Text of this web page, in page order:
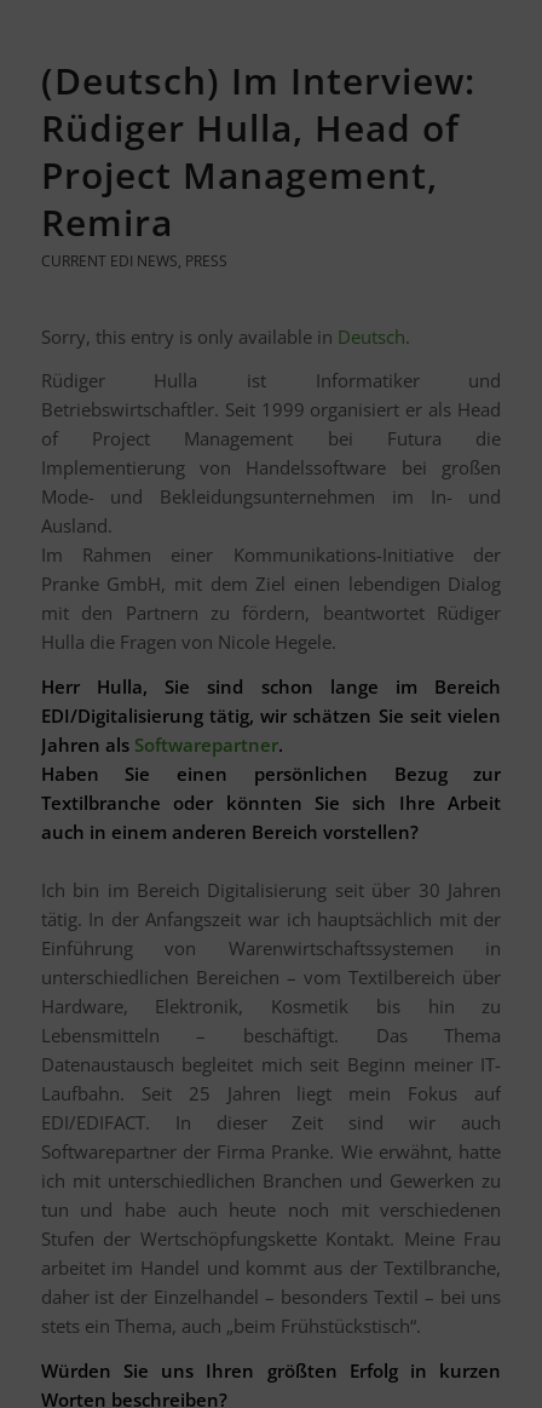
(Deutsch) Im Interview:
Rüdiger Hulla, Head of
Project Management,
Remira
CURRENT EDI NEWS, PRESS
Sorry, this entry is only available in Deutsch.
Rüdiger Hulla ist Informatiker und
Betriebswirtschaftler. Seit 1999 organisiert er als Head
of Project Management bei Futura die
Implementierung von Handelssoftware bei großen
Mode- und Bekleidungsunternehmen im In- und
Ausland.
Im Rahmen einer Kommunikations-Initiative der
Pranke GmbH, mit dem Ziel einen lebendigen Dialog
mit den Partnern zu fördern, beantwortet Rüdiger
Hulla die Fragen von Nicole Hegele.
Herr Hulla, Sie sind schon lange im Bereich
EDI/Digitalisierung tätig, wir schätzen Sie seit vielen
Jahren als Softwarepartner.
Haben Sie einen persönlichen Bezug zur
Textilbranche oder könnten Sie sich Ihre Arbeit
auch in einem anderen Bereich vorstellen?
Ich bin im Bereich Digitalisierung seit über 30 Jahren
tätig. In der Anfangszeit war ich hauptsächlich mit der
Einführung von Warenwirtschaftssystemen in
unterschiedlichen Bereichen – vom Textilbereich über
Hardware, Elektronik, Kosmetik bis hin zu
Lebensmitteln – beschäftigt. Das Thema
Datenaustausch begleitet mich seit Beginn meiner IT-
Laufbahn. Seit 25 Jahren liegt mein Fokus auf
EDI/EDIFACT. In dieser Zeit sind wir auch
Softwarepartner der Firma Pranke. Wie erwähnt, hatte
ich mit unterschiedlichen Branchen und Gewerken zu
tun und habe auch heute noch mit verschiedenen
Stufen der Wertschöpfungskette Kontakt. Meine Frau
arbeitet im Handel und kommt aus der Textilbranche,
daher ist der Einzelhandel – besonders Textil – bei uns
stets ein Thema, auch „beim Frühstückstisch“.
Würden Sie uns Ihren größten Erfolg in kurzen
Worten beschreiben?